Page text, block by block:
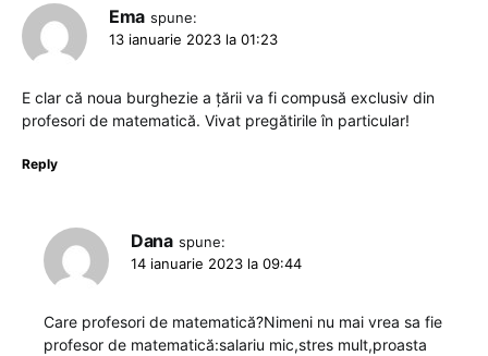
Ema spune:
13 ianuarie 2023 la 01:23
E clar că noua burghezie a țării va fi compusă exclusiv din
profesori de matematică. Vivat pregătirile în particular!
Reply
Dana spune:
14 ianuarie 2023 la 09:44
Care profesori de matematică?Nimeni nu mai vrea sa fie
profesor de matematică:salariu mic,stres mult,proasta